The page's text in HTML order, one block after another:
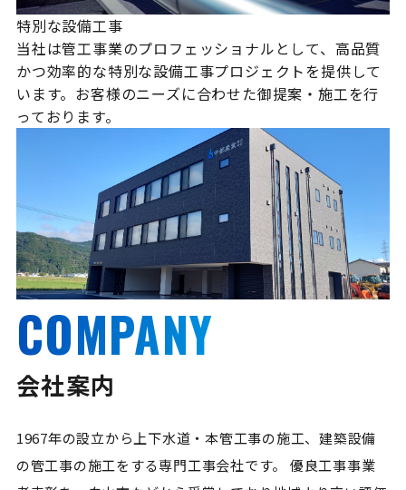
特別な設備工事
当社は管工事業のプロフェッショナルとして、高品質
かつ効率的な特別な設備工事プロジェクトを提供して
います。お客様のニーズに合わせた御提案・施工を行
っております。
COMPANY
会社案内
1967年の設立から上下水道・本管工事の施工、建築設備
の管工事の施工をする専門工事会社です。
優良工事事業